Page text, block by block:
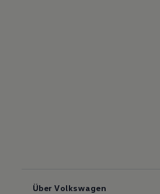
Über Volkswagen